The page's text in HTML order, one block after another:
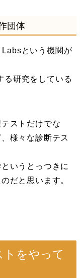
団体
という機関が
る研究をしている
ストだけでな
様々な診断テス
いうとっつきに
だと思います。
をやって